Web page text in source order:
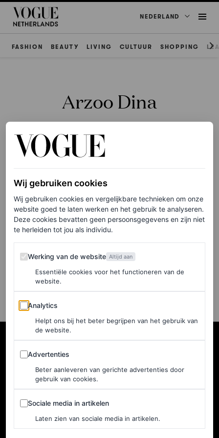
NEDERLAND
FASHION BEAUTY LIVING CULTUUR SHOPPING
Arzoo Dina
Kijk mee naar deze
prachtige droombruiloft
aan het Comomeer,
geïnspireerd door Dolce &
Gabbana
Wij gebruiken cookies
Wij gebruiken cookies en vergelijkbare technieken om onze
website goed te laten werken en het gebruik te analyseren.
Deze cookies bevatten geen persoonsgegevens en zijn niet
te herleiden tot jou als individu.
Werking van de website
Werking van de website Altijd aan
Essentiële cookies voor het functioneren van de
website.
Analytics
Analytics
Helpt ons bij het beter begrijpen van het gebruik van
de website.
Advertenties
Advertenties
Beter aanleveren van gerichte advertenties door
gebruik van cookies.
Sociale media in artikelen
Sociale media in artikelen
Laten zien van sociale media in artikelen.